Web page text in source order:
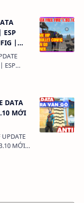
[]).pus…
ESP
|
ESP
DATA
MỚI
MỚI